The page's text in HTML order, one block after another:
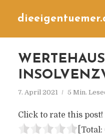
7. April 2021 5 Min.
Click to rate this post!
[Total: